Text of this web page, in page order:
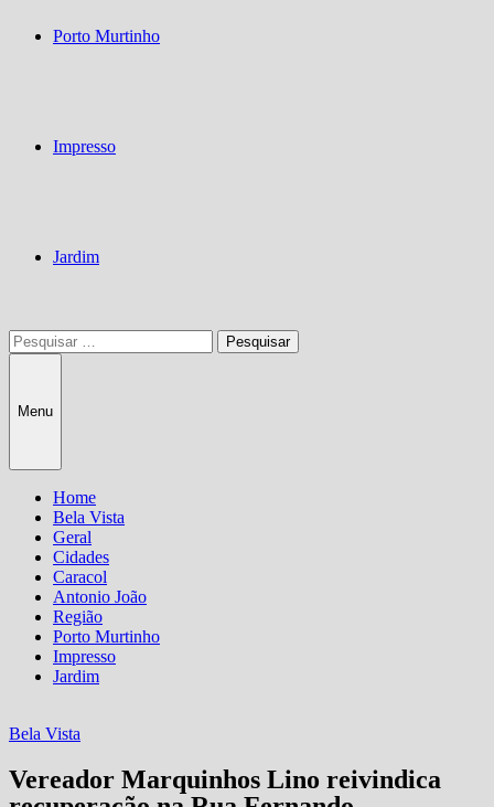
Porto Murtinho
Impresso
Jardim
Pesquisar
por:
Menu
Home
Bela Vista
Geral
Cidades
Caracol
Antonio João
Região
Porto Murtinho
Impresso
Jardim
Bela Vista
Vereador Marquinhos Lino reivindica